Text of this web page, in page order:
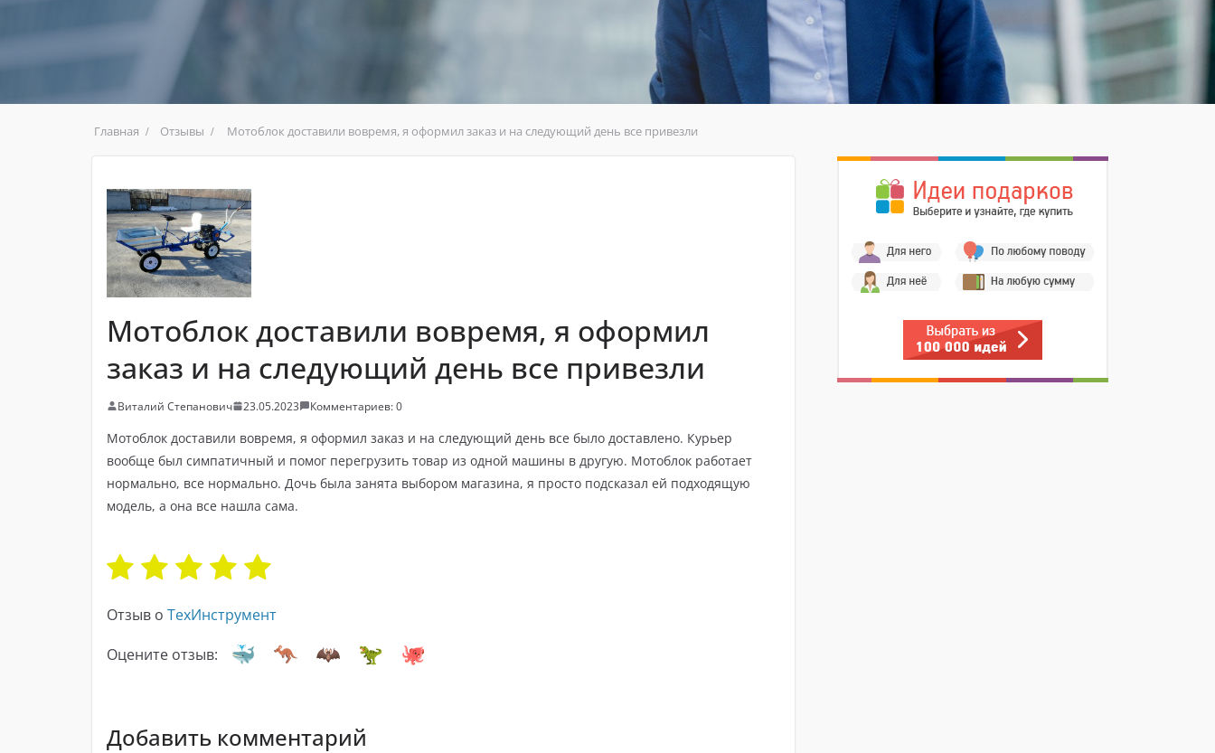
Главная Отзывы Мотоблок доставили вовремя, я оформил заказ и на следующий день все привезли
Мотоблок доставили вовремя, я оформил
заказ и на следующий день все привезли
Виталий Степанович 23.05.2023 Комментариев: 0
Мотоблок доставили вовремя, я оформил заказ и на следующий день все было доставлено. Курьер
вообще был симпатичный и помог перегрузить товар из одной машины в другую. Мотоблок работает
нормально, все нормально. Дочь была занята выбором магазина, я просто подсказал ей подходящую
модель, а она все нашла сама.
Отзыв о ТехИнструмент
Оцените отзыв:
Добавить комментарий